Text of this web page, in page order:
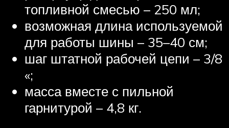
топливной смесью – 250 мл;
возможная длина используемой
для работы шины – 35–40 см;
шаг штатной рабочей цепи – 3/8
«;
масса вместе с пильной
гарнитурой – 4,8 кг.